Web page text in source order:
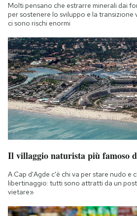
Molti pensano che estrarre minerali dai
per sostenere lo sviluppo e la transizione
ci sono rischi enormi
Il villaggio naturista più famoso
A Cap d'Agde c'è chi va per stare nudo e
libertinaggio: tutti sono attratti da un
vietare»